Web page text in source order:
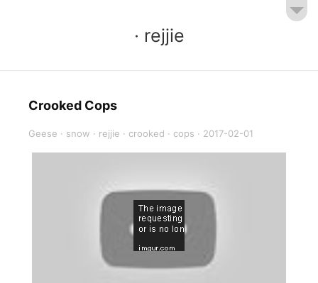
· rejjie
Crooked Cops
Geese · snow · rejjie · crooked · cops · 2017-02-01